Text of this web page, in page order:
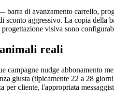
di avanzamento carrello,
sconto aggressivo. La copia
visiva sono
reali
campagne nudge abbonamento
giusta (tipicamente 22 a 28
per cliente, l'appropriata